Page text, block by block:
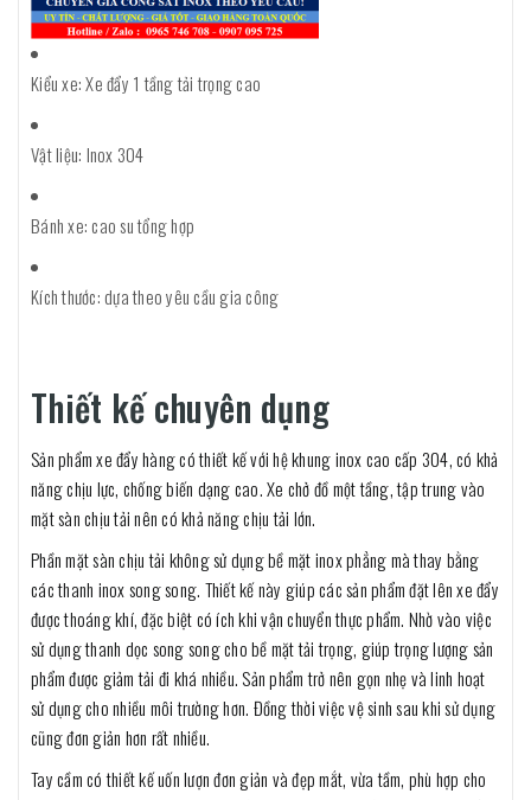
Kiểu xe: Xe đẩy 1 tầng tải trọng cao
Vật liệu: Inox 304
Bánh xe: cao su tổng hợp
Kích thước: dựa theo yêu cầu gia công
Thiết kế chuyên dụng
Sản phẩm xe đẩy hàng có thiết kế với hệ khung inox cao cấp 304, có khả
năng chịu lực, chống biến dạng cao. Xe chở đồ một tầng, tập trung vào
mặt sàn chịu tải nên có khả năng chịu tải lớn.
Phần mặt sàn chịu tải không sử dụng bề mặt inox phẳng mà thay bằng
các thanh inox song song. Thiết kế này giúp các sản phẩm đặt lên xe đẩy
được thoáng khí, đặc biệt có ích khi vận chuyển thực phẩm. Nhờ vào việc
sử dụng thanh dọc song song cho bề mặt tải trọng, giúp trọng lượng sản
phẩm được giảm tải đi khá nhiều. Sản phẩm trở nên gọn nhẹ và linh hoạt
sử dụng cho nhiều môi trường hơn. Đồng thời việc vệ sinh sau khi sử dụng
cũng đơn giản hơn rất nhiều.
Tay cầm có thiết kế uốn lượn đơn giản và đẹp mắt, vừa tầm, phù hợp cho